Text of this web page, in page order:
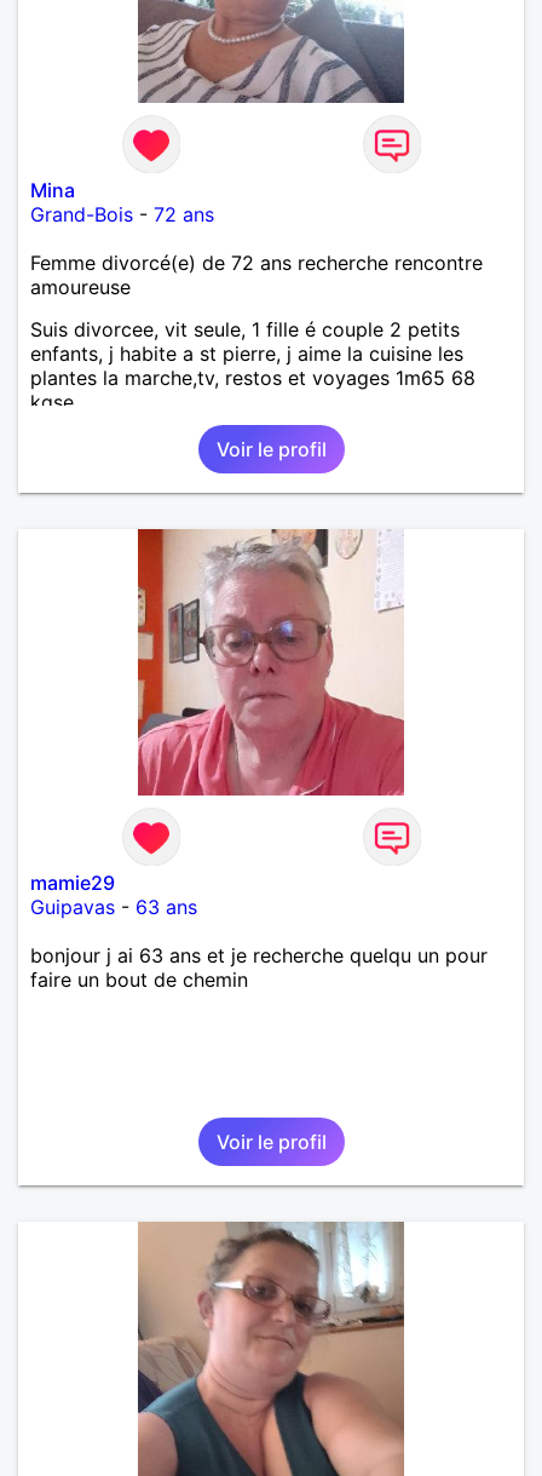
Mina
Grand-Bois - 72 ans
Femme divorcé(e) de 72 ans recherche rencontre
amoureuse
Suis divorcee, vit seule, 1 fille é couple 2 petits
enfants, j habite a st pierre, j aime la cuisine les
plantes la marche,tv, restos et voyages 1m65 68
kgse
Voir le profil
mamie29
Guipavas - 63 ans
bonjour j ai 63 ans et je recherche quelqu un pour
faire un bout de chemin
Voir le profil